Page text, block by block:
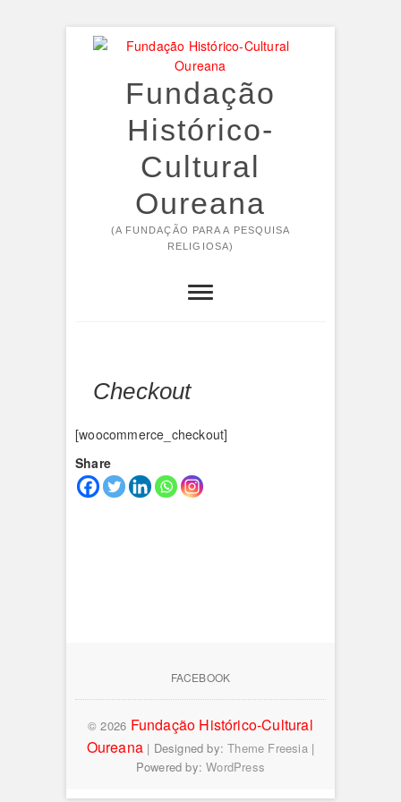
Fundação
Histórico-
Cultural
Oureana
(A FUNDAÇÃO PARA A PESQUISA
RELIGIOSA)
Checkout
[woocommerce_checkout]
Share
FACEBOOK
© 2026 Fundação Histórico-Cultural
Oureana | Designed by:Theme Freesia|
Powered by:WordPress